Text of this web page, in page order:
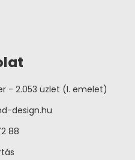
- 2.053 üzlet (I. emelet)
design.hu
88